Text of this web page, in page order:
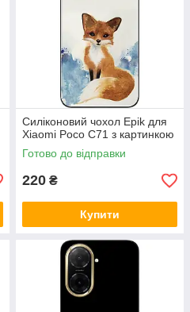
Силіконовий чохол Epik для
Xiaomi Poco C71 з картинкою
Готово до відправки
220 ₴
Купити